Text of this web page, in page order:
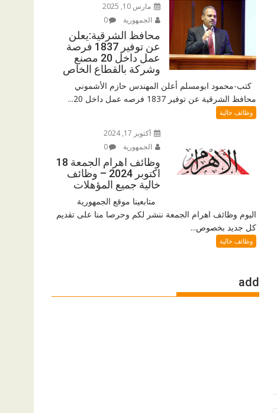
مارس 10, 2025
الجمهورية
0
محافظ الشرقية:يعلن
عن توفير 1837 فرصة
عمل داخل 20 مصنع
وشركة بالقطاع الخاص
كتب-محمود ابومسلم أعلن المهندس حازم الأشموني
محافظ الشرقية عن توفير 1837 فرصه عمل داخل 20...
وظائف خالية
أكتوبر 17, 2024
الجمهورية
0
وظائف اهرام الجمعة 18
اكتوبر 2024 – وظائف
خالية جميع المؤهلات
متابعينا موقع الجمهورية
اليوم وظائف اهرام الجمعة ننشر لكم وحرصا منا على تقديم
كل جديد بخصوص...
وظائف خالية
add